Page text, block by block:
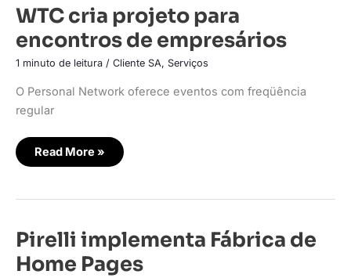
WTC cria projeto para
encontros de empresários
1 minuto de leitura / Cliente SA, Serviços
O Personal Network oferece eventos com freqüência
regular
WTC
cria
para
encontros
de
Read More »
Pirelli implementa Fábrica de
Home Pages
Pirelli
implementa
de